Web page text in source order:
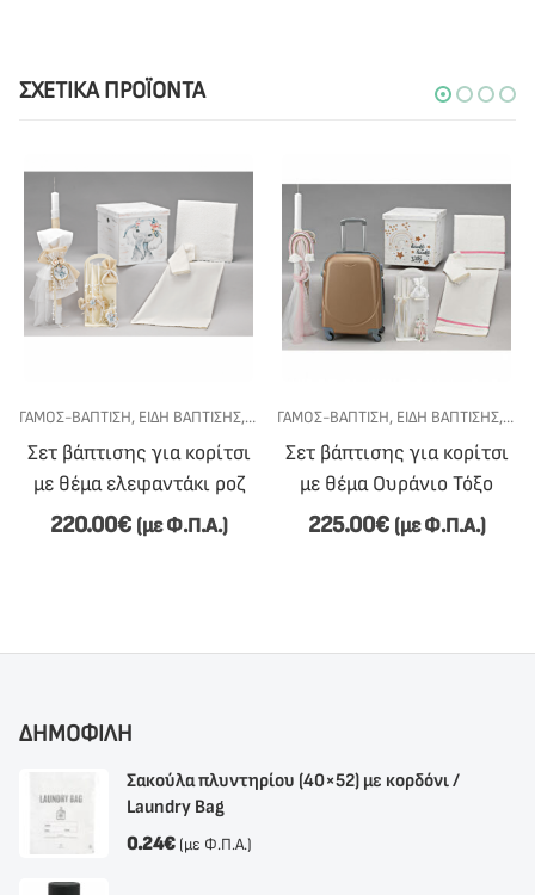
ΣΧΕΤΙΚΆ ΠΡΟΪΌΝΤΑ
ΒΆΠΤΙΣΗΣ,ΣΕΤ ΒΆΠΤΙΣΗΣ ΓΙΑ ΚΟΡΊΤΣΙ
ΓΆΜΟΣ-ΒΆΠΤΙΣΗ, ΕΊΔΗ ΒΆΠΤΙΣΗΣ, ΣΕΤ ΒΆΠΤΙΣΗΣ,ΣΕΤ ΒΆΠΤΙΣΗΣ ΓΙΑ ΚΟΡΊΤΣΙ
Σετ βάπτισης για κορίτσι
με θέμα ελεφαντάκι ροζ
220.00€ (με Φ.Π.Α.)
ΓΆΜΟΣ-ΒΆΠΤΙΣΗ, ΕΊΔΗ ΒΆΠΤΙΣΗΣ,
Σετ βάπτισης για κορίτσι
με θέμα Ουράνιο Τόξο
225.00€ (με Φ.Π.Α.)
ΔΗΜΟΦΙΛΗ
Σακούλα πλυντηρίου (40×52) με κορδόνι /
Laundry Bag
0.24€ (με Φ.Π.Α.)